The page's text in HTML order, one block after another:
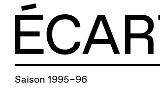
Saison 1995–96